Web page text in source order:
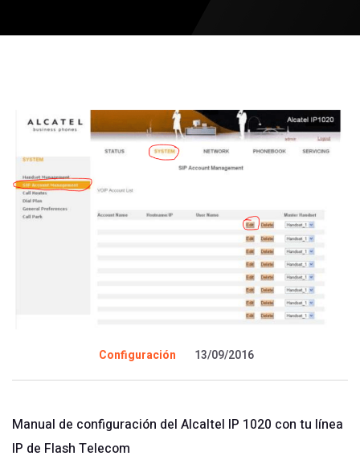
Configuración 13/09/2016
Manual de configuración del Alcaltel IP 1020 con tu línea
IP de Flash Telecom